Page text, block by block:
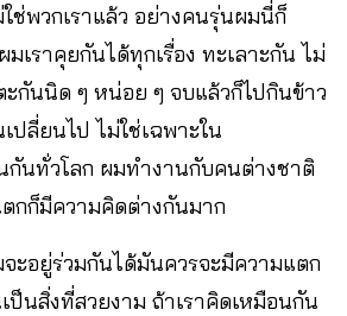
ใช่พวกเราแล้ว อย่างคนรุ่นผมนี่ก็
เราคุยกันได้ทุกเรื่อง ทะเลาะกัน ไม่
ะกันนิด ๆ หน่อย ๆ จบแล้วก็ไปกินข้าว
ลี่ยนไป ไม่ใช่เฉพาะใน
กันทั่วโลก ผมทำงานกับคนต่างชาติ
กก็มีความคิดต่างกันมาก
ะอยู่ร่วมกันได้มันควรจะมีความแตก
ป็นสิ่งที่สวยงาม ถ้าเราคิดเหมือนกัน